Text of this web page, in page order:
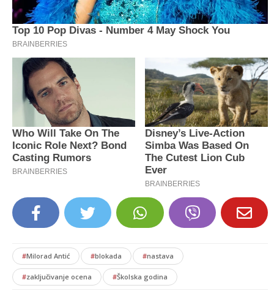
#Milorad Antić #blokada #nastava
#zaključivanje ocena #Školska godina